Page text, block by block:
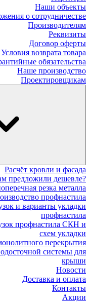
Наши объекты
о сотрудничестве
Производителям
Реквизиты
Договор оферты
Условия возврата товара
обязательства
Наше производство
Проектировщикам
Расчёт кровли и фасада
предложили дешевле?
резка металла
профнастила
и варианты укладки
профнастила
профнастила СКН и
схем укладки
перекрытия
системы для
крыши
Новости
Доставка и оплата
Контакты
Акции